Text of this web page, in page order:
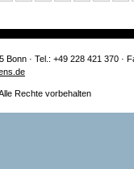
Bonn · Tel.: +49 228 421 370 ·
Rechte vorbehalten